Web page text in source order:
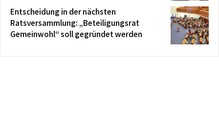
Entscheidung in der nächsten
Ratsversammlung: „Beteiligungsrat
Gemeinwohl“ soll gegründet werden